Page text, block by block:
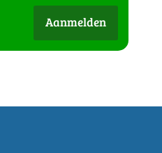
Aanmelden